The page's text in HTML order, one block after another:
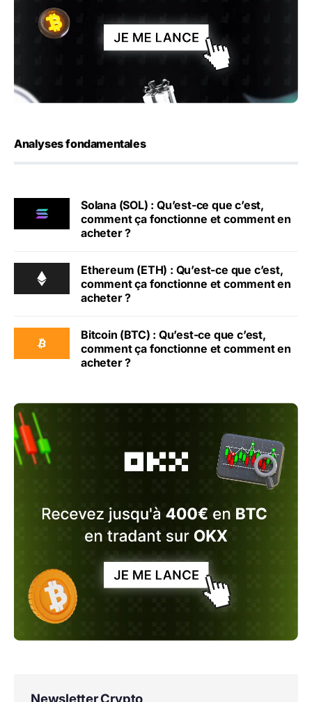
Analyses fondamentales
Solana (SOL) : Qu’est-ce que c’est,
comment ça fonctionne et comment en
acheter ?
Ethereum (ETH) : Qu’est-ce que c’est,
comment ça fonctionne et comment en
acheter ?
Bitcoin (BTC) : Qu’est-ce que c’est,
comment ça fonctionne et comment en
acheter ?
Newsletter Crypto